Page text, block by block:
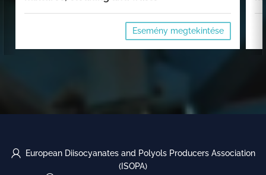
Esemény megtekintése
European Diisocyanates and Polyols Producers Association
(ISOPA)